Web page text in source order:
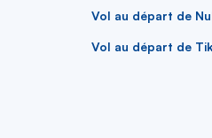
Vol au départ de
Vol au départ de